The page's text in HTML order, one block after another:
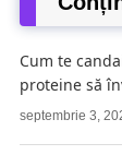
Cum te
proteine ​​să
septembrie 3,